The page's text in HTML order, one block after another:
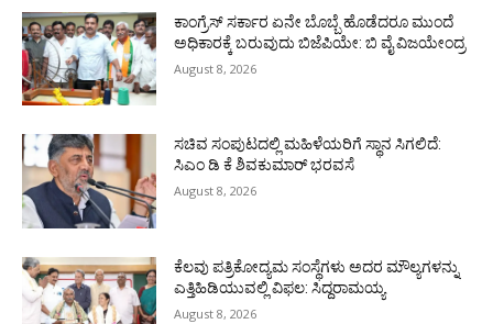
ಕಾಂಗ್ರೆಸ್ ಸರ್ಕಾರ ಏನೇ ಬೊಬ್ಬೆ ಹೊಡೆದರೂ ಮುಂದೆ
ಅಧಿಕಾರಕ್ಕೆ ಬರುವುದು ಬಿಜೆಪಿಯೇ: ಬಿ ವೈ ವಿಜಯೇಂದ್ರ
August 8, 2026
ಸಚಿವ ಸಂಪುಟದಲ್ಲಿ ಮಹಿಳೆಯರಿಗೆ ಸ್ಥಾನ ಸಿಗಲಿದೆ:
ಸಿಎಂ ಡಿ ಕೆ ಶಿವಕುಮಾರ್ ಭರವಸೆ
August 8, 2026
ಕೆಲವು ಪತ್ರಿಕೋದ್ಯಮ ಸಂಸ್ಥೆಗಳು ಅದರ ಮೌಲ್ಯಗಳನ್ನು
ಎತ್ತಿಹಿಡಿಯುವಲ್ಲಿ ವಿಫಲ: ಸಿದ್ದರಾಮಯ್ಯ
August 8, 2026